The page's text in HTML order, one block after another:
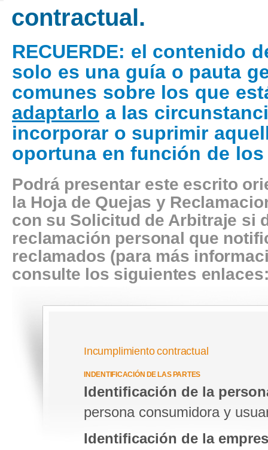
contractual.
RECUERDE: el contenido
solo es una guía o pauta
comunes sobre los que
adaptarlo a las
incorporar o suprimir
oportuna en función de
Podrá presentar este escrito
la Hoja de Quejas y
con su Solicitud de Arbitraje si
reclamación personal que
reclamados (para más
consulte los siguientes
Incumplimiento contractual
INDENTIFICACIÓN DE LAS PARTES
Identificación de la
persona consumidora y
Identificación de la